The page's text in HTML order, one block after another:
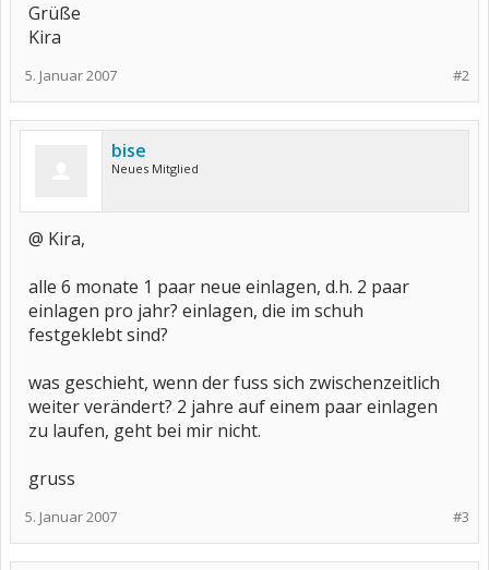
Grüße
Kira
#2
5. Januar 2007
bise
Neues Mitglied
@ Kira,
alle 6 monate 1 paar neue einlagen, d.h. 2 paar
einlagen pro jahr? einlagen, die im schuh
festgeklebt sind?
was geschieht, wenn der fuss sich zwischenzeitlich
weiter verändert? 2 jahre auf einem paar einlagen
zu laufen, geht bei mir nicht.
gruss
#3
5. Januar 2007